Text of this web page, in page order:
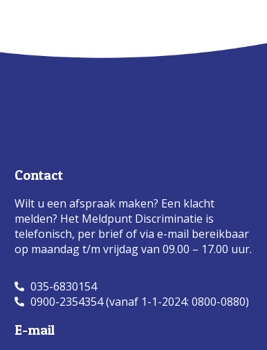
Contact
Wilt u een afspraak maken? Een klacht
melden? Het Meldpunt Discriminatie is
telefonisch, per brief of via e-mail bereikbaar
op maandag t/m vrijdag van 09.00 – 17.00 uur.
035-6830154
0900-2354354 (vanaf 1-1-2024: 0800-0880)
E-mail